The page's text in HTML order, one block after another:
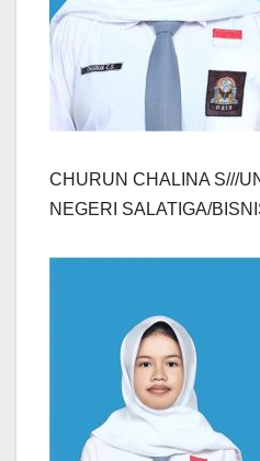
CHURUN CHALINA S///
NEGERI SALATIGA/